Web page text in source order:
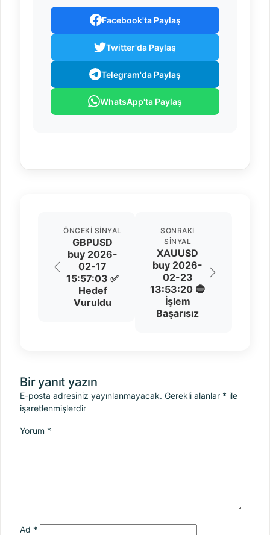
Facebook'ta Paylaş
Twitter'da Paylaş
Telegram'da Paylaş
WhatsApp'ta Paylaş
ÖNCEKI SINYAL
GBPUSD
buy 2026-
02-17
15:57:03 ✅
Hedef
Vuruldu
SONRAKI
SINYAL
XAUUSD
buy 2026-
02-23
13:53:20 🔵
İşlem
Başarısız
Bir yanıt yazın
E-posta adresiniz yayınlanmayacak. Gerekli alanlar * ile
işaretlenmişlerdir
Yorum *
Ad *